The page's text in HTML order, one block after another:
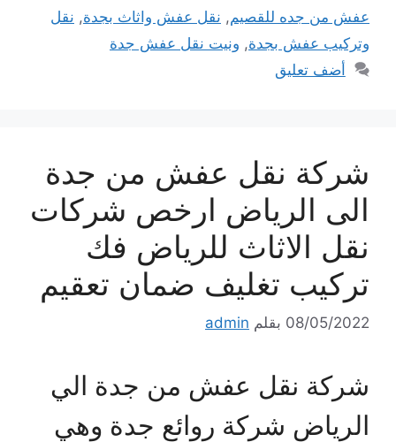
عفش من جده للقصيم, نقل عفش واثاث بجدة, نقل
وتركيب عفش بجدة, ونيت نقل عفش جدة
أضف تعليق
شركة نقل عفش من جدة
الى الرياض ارخص شركات
نقل الاثاث للرياض فك
تركيب تغليف ضمان تعقيم
08/05/2022 بقلم admin
شركة نقل عفش من جدة الي
الرياض شركة روائع جدة وهي